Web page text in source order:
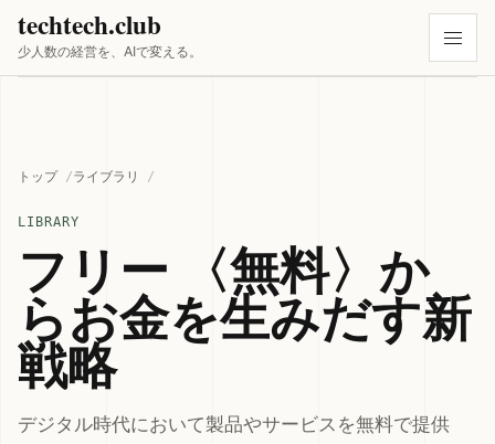
techtech.club
少人数の経営を、AIで変える。
トップ ライブラリ
LIBRARY
フリー 〈無料〉か
らお金を生みだす新
戦略
デジタル時代において製品やサービスを無料で提供